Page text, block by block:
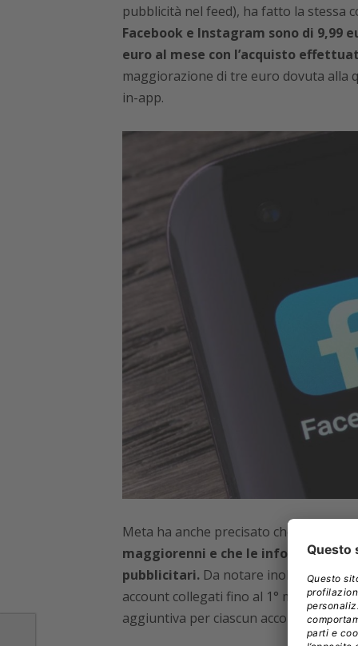
pubblicità nel feed), ha fatto la stessa
Facebook e Instagram sono di 9,99
euro al mese con l’acquisto
maggiorazione di tre euro dovuta alla
in-app.
Meta ha anche precisato che
maggiorenni e che le informazioni
pubblicitari.Da notare inoltre che
account collegati fino al 1° marzo
aggiuntiva per ciascun account